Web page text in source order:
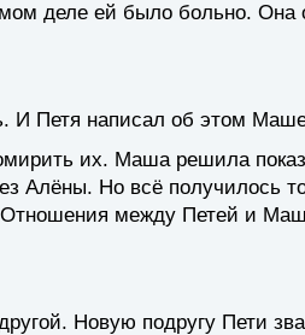
деле ей было больно.
И Петя написал об этом
их. Маша решила
Алёны. Но всё получилось
Отношения между Петей и
Новую подругу Пети